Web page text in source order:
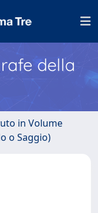
della
in Volume
o Saggio)